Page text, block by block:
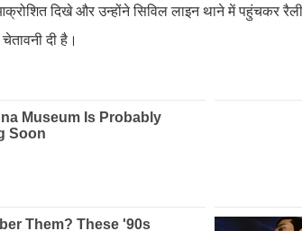
दिखे और उन्होंने सिविल लाइन थाने में पहुंचकर रैली
दी है।